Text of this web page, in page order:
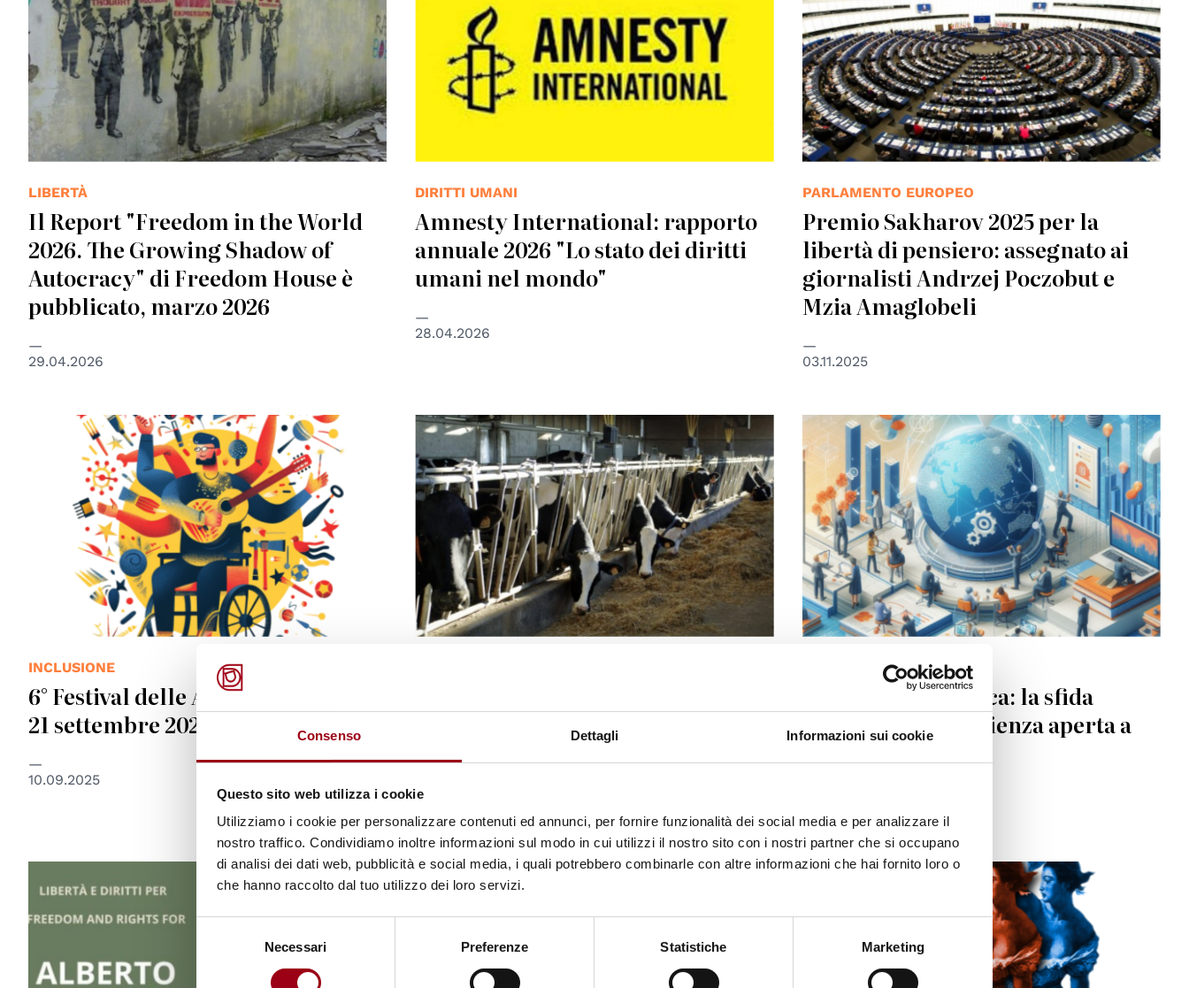
Consenso Dettagli Informazioni sui cookie
Questo sito web utilizza i cookie
Utilizziamo i cookie per personalizzare contenuti ed annunci, per fornire funzionalità dei social media e per analizzare il
nostro traffico. Condividiamo inoltre informazioni sul modo in cui utilizzi il nostro sito con i nostri partner che si occupano
di analisi dei dati web, pubblicità e social media, i quali potrebbero combinarle con altre informazioni che hai fornito loro o
che hanno raccolto dal tuo utilizzo dei loro servizi.
Necessari Preferenze Statistiche Marketing
LIBERTÀ
Il Report "Freedom in the World
2026. The Growing Shadow of
Autocracy" di Freedom House è
pubblicato, marzo 2026
29.04.2026
DIRITTI UMANI
Amnesty International: rapporto
annuale 2026 "Lo stato dei diritti
umani nel mondo"
28.04.2026
PARLAMENTO EUROPEO
Premio Sakharov 2025 per la
libertà di pensiero: assegnato ai
giornalisti Andrzej Poczobut e
Mzia Amaglobeli
03.11.2025
INCLUSIONE
6° Festival delle Abilità, Milano, 13-
21 settembre 2025
10.09.2025
© UNIPD
settore zootecnico e qualità della
vita
© Foto creata con l’IA CoPilot
Giustizia epistemica: la sfida
globale per una scienza aperta a